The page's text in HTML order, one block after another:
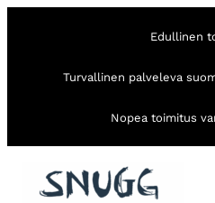
Edullinen
Turvallinen palveleva
Nopea toimitus